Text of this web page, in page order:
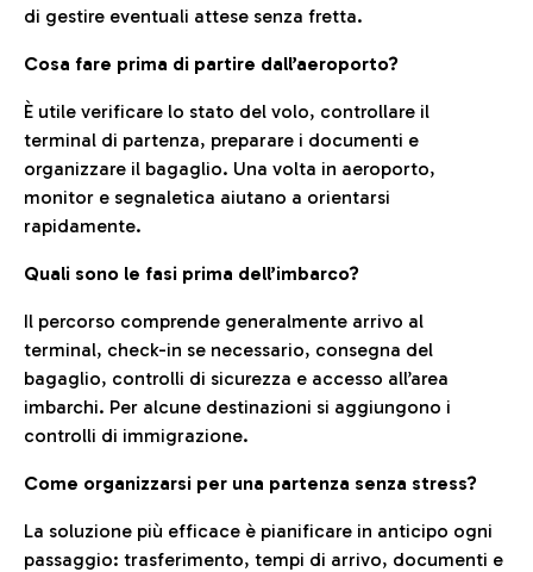
di gestire eventuali attese senza fretta.
Cosa fare prima di partire dall’aeroporto?
È utile verificare lo stato del volo, controllare il
terminal di partenza, preparare i documenti e
organizzare il bagaglio. Una volta in aeroporto,
monitor e segnaletica aiutano a orientarsi
rapidamente.
Quali sono le fasi prima dell’imbarco?
Il percorso comprende generalmente arrivo al
terminal, check-in se necessario, consegna del
bagaglio, controlli di sicurezza e accesso all’area
imbarchi. Per alcune destinazioni si aggiungono i
controlli di immigrazione.
Come organizzarsi per una partenza senza stress?
La soluzione più efficace è pianificare in anticipo ogni
passaggio: trasferimento, tempi di arrivo, documenti e